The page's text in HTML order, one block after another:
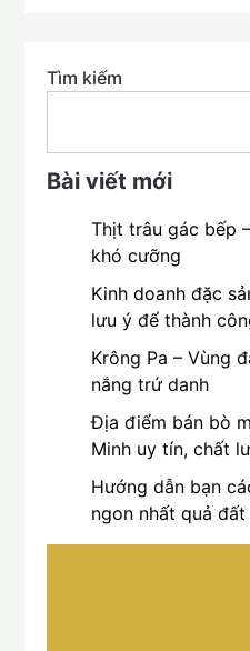
Tìm kiếm
Bài viết mới
Thịt trâu gác bếp
khó cưỡng
Kinh doanh đặc
lưu ý để thành
Krông Pa – Vùng
nắng trứ danh
Địa điểm bán bò
Minh uy tín, chất
Hướng dẫn bạn
ngon nhất quả đất